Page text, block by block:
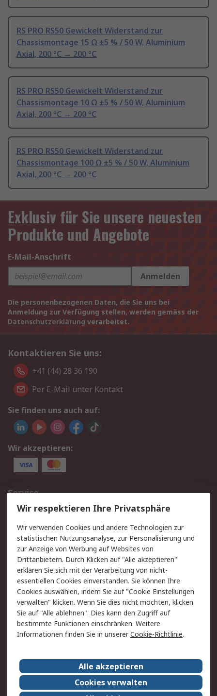
RS PRO RS50 Gewickelt Widerstand zur
Chassismontage 15 Ω ±5 % / 50 W, Aluminium
Axial, 200 °C → 200 °C
RS PRO RS50 Gewickelt Widerstand zur
Chassismontage 10 Ω ±5 % / 50 W, Aluminium
Axial, 200 °C → 200 °C
RS PRO RS50 Gewickelt Widerstand zur
Chassismontage 100 Ω ±5 % / 50 W, Aluminium
Axial, 200 °C → 200 °C
Exklusiv für Sie unsere neuesten
Produkte und Angebote
E-Mail-Anschrift
Anmelden
Die personenbezogenen Daten, die Sie uns bei
Anmeldung zur Verfügung stellen, werden gemäss der
Datenschutzerklärung verarbeitet.
Kontaktieren Sie uns:
+41 (44) 28 36 190
Per E-Mail unter Kontakt
Sie finden uns auch auf:
Wir akzeptieren:
Service
Value Added Services
Lieferlösungen
Rücksendungen
Kontakt
Hilfe
Rechtliches
AGB
Datenschutz
Cookie-Richtlinie
Zahlungsbedingungen
Copyright/Impressum
Über RS
Karriere bei RS
Nachhaltigkeit
Qualität/Umwelt/ZertifikatePresse-Center
Event-Center
Wir respektieren Ihre Privatsphäre
Wir verwenden Cookies und andere Technologien zur
statistischen Nutzungsanalyse, zur Personalisierung und
zur Anzeige von Werbung auf Websites von
Drittanbietern. Durch Klicken auf "Alle akzeptieren"
erklären Sie sich mit der Verarbeitung von nicht-
essentiellen Cookies einverstanden. Sie können Ihre
Cookies auswählen, indem Sie auf "Cookie Einstellungen
verwalten" klicken. Wenn Sie dies nicht möchten, klicken
Sie auf "Alle ablehnen". Dies kann den Zugriff auf
bestimmte Funktionen einschränken. Weitere
Informationen finden Sie in unsererCookie-Richtlinie.
Alle akzeptieren
Cookies verwalten